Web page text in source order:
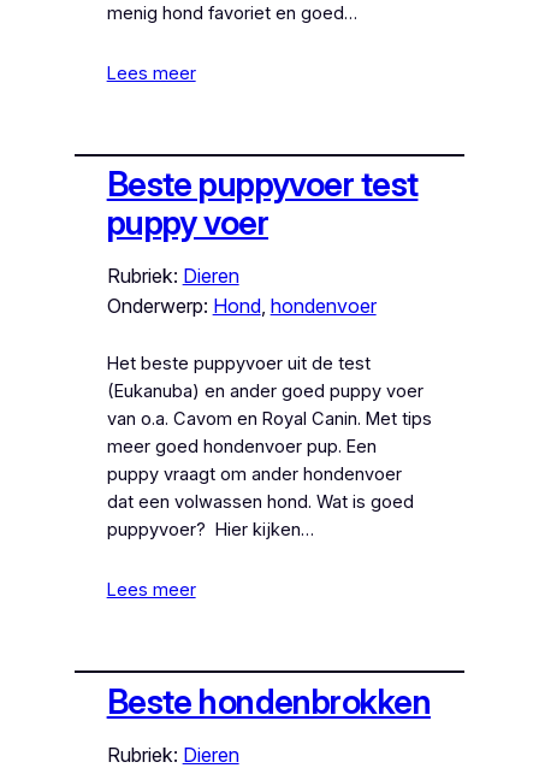
menig hond favoriet en goed…
Lees meer
Beste puppyvoer test
puppy voer
Rubriek: Dieren
Onderwerp: Hond, hondenvoer
Het beste puppyvoer uit de test
(Eukanuba) en ander goed puppy voer
van o.a. Cavom en Royal Canin. Met tips
meer goed hondenvoer pup. Een
puppy vraagt om ander hondenvoer
dat een volwassen hond. Wat is goed
puppyvoer? Hier kijken…
Lees meer
Beste hondenbrokken
Rubriek: Dieren